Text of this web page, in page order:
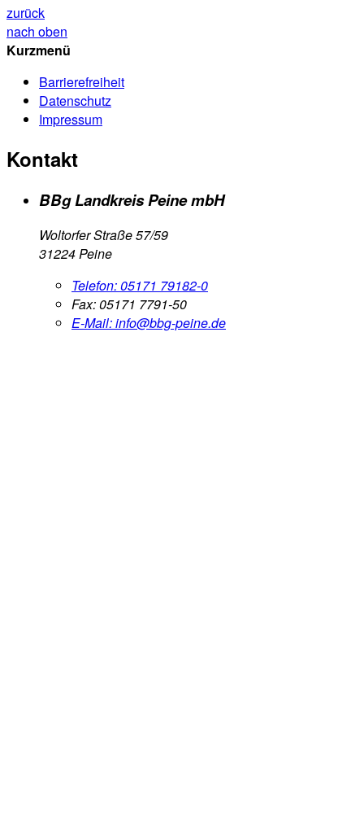
zurück
nach oben
Kurzmenü
Barrierefreiheit
Datenschutz
Impressum
Kontakt
BBg Landkreis Peine mbH
Woltorfer Straße 57/59
31224 Peine
Telefon:05171 79182-0
Fax:05171 7791-50
E-Mail:info@bbg-peine.de